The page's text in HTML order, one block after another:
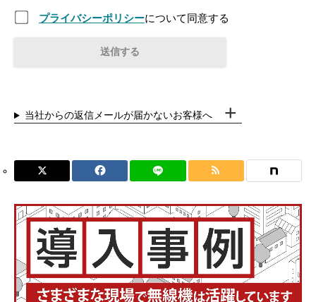
プライバシーポリシーについて同意する
当社からの返信メールが届かないお客様へ